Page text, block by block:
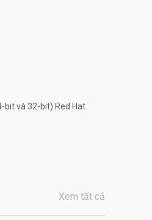
bit và 32-bit) Red Hat
Xem tất cả